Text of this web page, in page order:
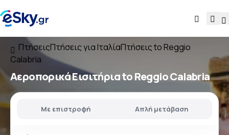
ΠτήσειςΠτήσεις για ΙταλίαΠτήσεις to Reggio
Calabria
Αεροπορικά Εισιτήρια to Reggio Calabria
Με επιστροφή Απλή μετάβαση